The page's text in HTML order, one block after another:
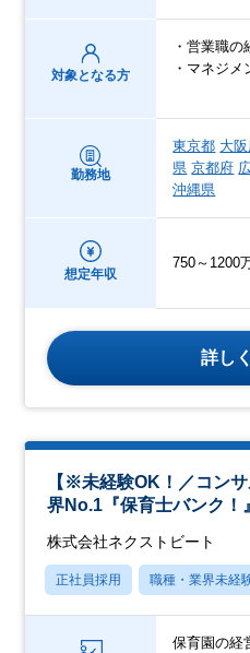
対象となる方
・営業職の
・マネジ
勤務地
東京都 大
県 京都府
沖縄県
想定年収
750～1200
詳し
【※未経験OK！／コン
界No.1『保育士バンク
株式会社ネクストビート
正社員採用 職種・業界未経
保育園の経